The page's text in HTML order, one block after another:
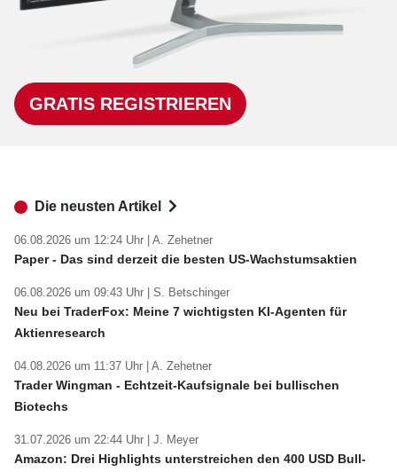
GRATIS REGISTRIEREN
Die neusten Artikel
06.08.2026 um 12:24 Uhr | A. Zehetner
Paper - Das sind derzeit die besten US-Wachstumsaktien
06.08.2026 um 09:43 Uhr | S. Betschinger
Neu bei TraderFox: Meine 7 wichtigsten KI-Agenten für
Aktienresearch
04.08.2026 um 11:37 Uhr | A. Zehetner
Trader Wingman - Echtzeit-Kaufsignale bei bullischen
Biotechs
31.07.2026 um 22:44 Uhr | J. Meyer
Amazon: Drei Highlights unterstreichen den 400 USD Bull-